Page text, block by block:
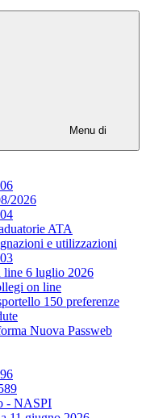
Menu di
2026
ATA
e utilizzazioni
line 6 luglio 2026
on line
150 preferenze
Nuova Passweb
- NASPI